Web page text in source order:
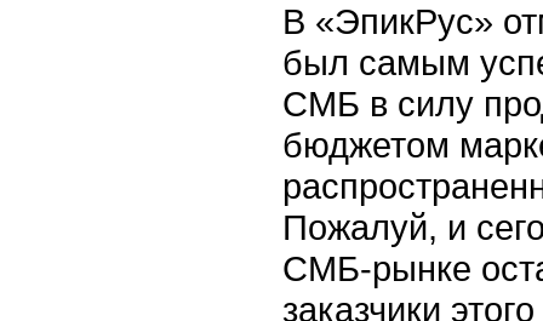
В «ЭпикРус»
был самым
СМБ в силу
бюджетом
Пожалуй, и
СМБ-рынке
заказчики